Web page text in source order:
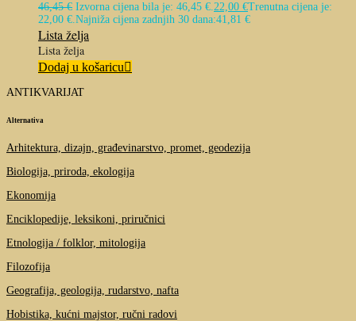
46,45€ Izvorna cijena bila je: 46,45 €.22,00 €Trenutna cijena je:
22,00 €.Najniža cijena zadnjih 30 dana:41,81 €
Lista želja
Lista želja
Dodaj u košaricu
ANTIKVARIJAT
Alternativa
Arhitektura, dizajn, građevinarstvo, promet, geodezija
Biologija, priroda, ekologija
Ekonomija
Enciklopedije, leksikoni, priručnici
Etnologija / folklor, mitologija
Filozofija
Geografija, geologija, rudarstvo, nafta
Hobistika, kućni majstor, ručni radovi